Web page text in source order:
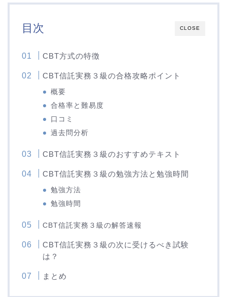
CLOSE
目次
CBT方式の特徴
CBT信託実務３級の合格攻略ポイント
概要
合格率と難易度
口コミ
過去問分析
CBT信託実務３級のおすすめテキスト
CBT信託実務３級の勉強方法と勉強時間
勉強方法
勉強時間
CBT信託実務３級の解答速報
CBT信託実務３級の次に受けるべき試験
は？
まとめ